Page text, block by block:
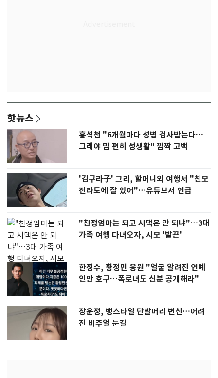
핫뉴스
홍석천 "6개월마다 성병 검사받는다…
그래야 맘 편히 성생활" 깜짝 고백
'김구라子' 그리, 할머니외 여행서 "친모
전라도에 잘 있어"…유튜브서 언급
"친정엄마는 되고 시댁은 안 되냐"…3대
가족 여행 다녀오자, 시모 '발끈'
한정수, 황정민 응원 "얼굴 알려진 연예
인만 호구…폭로녀도 신분 공개해라"
장윤정, 뱅스타일 단발머리 변신…어려
진 비주얼 눈길